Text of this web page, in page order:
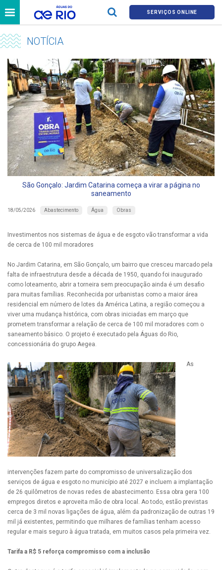
SERVIÇOS ONLINE
NOTÍCIA
São Gonçalo: Jardim Catarina começa a virar a página no
saneamento
18/05/2026 Abastecimento Água Obras
Investimentos nos sistemas de água e de esgoto vão transformar a vida
de cerca de 100 mil moradores
No Jardim Catarina, em São Gonçalo, um bairro que cresceu marcado pela
falta de infraestrutura desde a década de 1950, quando foi inaugurado
como loteamento, abrir a torneira sem preocupação ainda é um desafio
para muitas famílias. Reconhecida por urbanistas como a maior área
residencial em número de lotes da América Latina, a região começou a
viver uma mudança histórica, com obras iniciadas em março que
prometem transformar a relação de cerca de 100 mil moradores com o
saneamento básico. O projeto é executado pela Águas do Rio,
concessionária do grupo Aegea.
As
intervenções fazem parte do compromisso de universalização dos
serviços de água e esgoto no município até 2027 e incluem a implantação
de 26 quilômetros de novas redes de abastecimento. Essa obra gera 100
empregos diretos e aproveita mão de obra local. Ao todo, estão previstas
cerca de 3 mil novas ligações de água, além da padronização de outras 19
mil já existentes, permitindo que milhares de famílias tenham acesso
regular e mais seguro à água tratada, em muitos casos pela primeira vez.
Tarifa a R$ 5 reforça compromisso com a inclusão